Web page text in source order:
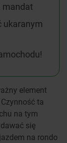
mandat
ukaranym
element
ta
na tym
się
na rondo